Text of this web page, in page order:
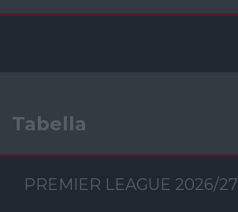
Tabella
PREMIER LEAGUE 2026/27